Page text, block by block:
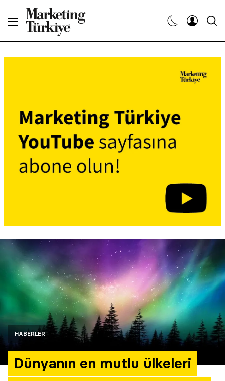
HABERLER
Dünyanın en mutlu ülkeleri
Dergiler
Etkinlikler
Araştırma